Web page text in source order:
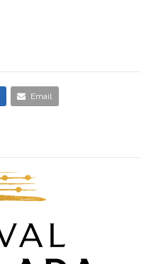
Email